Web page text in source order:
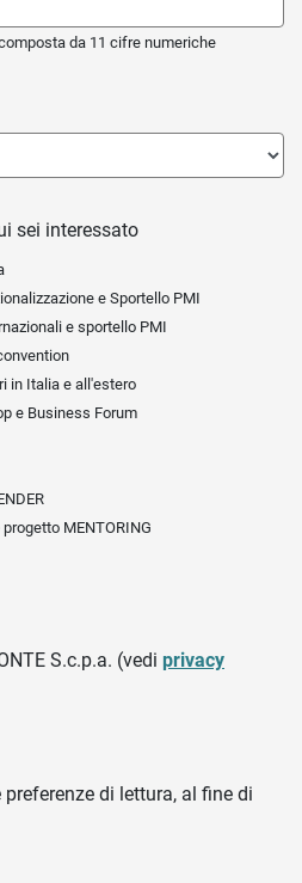
da 11 cifre numeriche
sei interessato
e Sportello PMI
e sportello PMI
in Italia e all'estero
e Business Forum
MENTORING
S.c.p.a. (vedi privacy
di lettura, al fine di